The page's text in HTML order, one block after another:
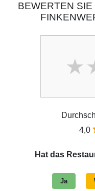
BEWERTEN
4,0
Hat das
Ja